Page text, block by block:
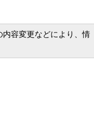
容変更などにより、情